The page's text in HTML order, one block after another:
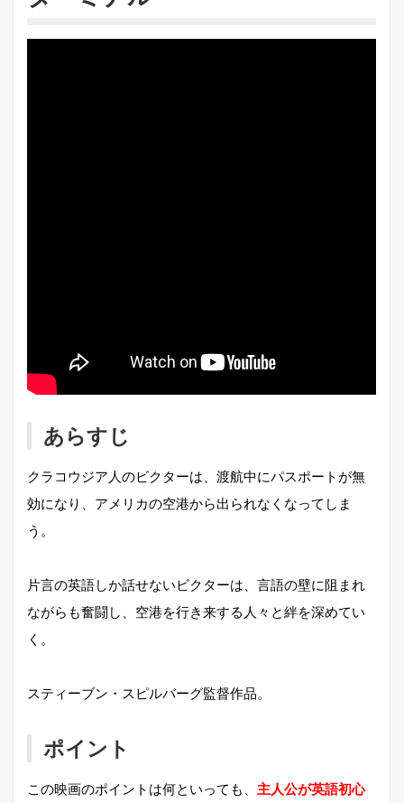
あらすじ
クラコウジア人のビクターは、渡航中にパスポートが無
効になり、アメリカの空港から出られなくなってしま
う。
片言の英語しか話せないビクターは、言語の壁に阻まれ
ながらも奮闘し、空港を行き来する人々と絆を深めてい
く。
スティーブン・スピルバーグ監督作品。
ポイント
この映画のポイントは何といっても、 主人公が英語初心